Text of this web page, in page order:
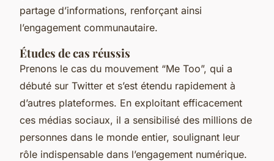
partage d’informations, renforçant ainsi
l’engagement communautaire.
Études de cas réussis
Prenons le cas du mouvement “Me Too”, qui a
débuté sur Twitter et s’est étendu rapidement à
d’autres plateformes. En exploitant efficacement
ces médias sociaux, il a sensibilisé des millions de
personnes dans le monde entier, soulignant leur
rôle indispensable dans l’engagement numérique.